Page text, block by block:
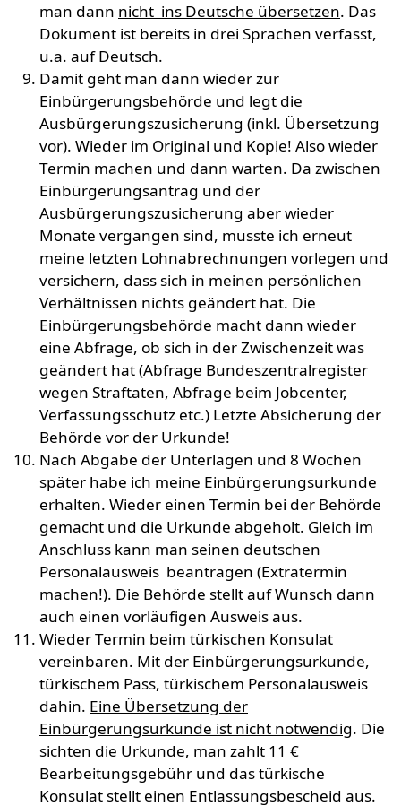
man dann nicht ins Deutsche übersetzen. Das
Dokument ist bereits in drei Sprachen verfasst,
u.a. auf Deutsch.
Damit geht man dann wieder zur
Einbürgerungsbehörde und legt die
Ausbürgerungszusicherung (inkl. Übersetzung
vor). Wieder im Original und Kopie! Also wieder
Termin machen und dann warten. Da zwischen
Einbürgerungsantrag und der
Ausbürgerungszusicherung aber wieder
Monate vergangen sind, musste ich erneut
meine letzten Lohnabrechnungen vorlegen und
versichern, dass sich in meinen persönlichen
Verhältnissen nichts geändert hat. Die
Einbürgerungsbehörde macht dann wieder
eine Abfrage, ob sich in der Zwischenzeit was
geändert hat (Abfrage Bundeszentralregister
wegen Straftaten, Abfrage beim Jobcenter,
Verfassungsschutz etc.) Letzte Absicherung der
Behörde vor der Urkunde!
Nach Abgabe der Unterlagen und 8 Wochen
später habe ich meine Einbürgerungsurkunde
erhalten. Wieder einen Termin bei der Behörde
gemacht und die Urkunde abgeholt. Gleich im
Anschluss kann man seinen deutschen
Personalausweis beantragen (Extratermin
machen!). Die Behörde stellt auf Wunsch dann
auch einen vorläufigen Ausweis aus.
Wieder Termin beim türkischen Konsulat
vereinbaren. Mit der Einbürgerungsurkunde,
türkischem Pass, türkischem Personalausweis
dahin. Eine Übersetzung der
Einbürgerungsurkunde ist nicht notwendig. Die
sichten die Urkunde, man zahlt 11 €
Bearbeitungsgebühr und das türkische
Konsulat stellt einen Entlassungsbescheid aus.